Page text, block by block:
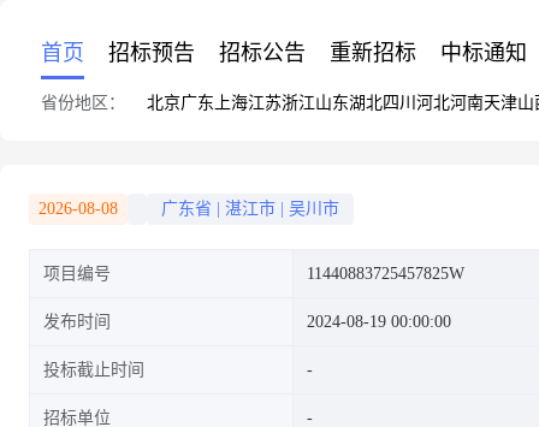
计概算审批前公示
首页 招标预告 招标公告 重新招标 中标通知
省份地区： 北京广东 上海江苏浙江山东湖北四川 河北河南天津山
2026-08-08 广东省 湛江市 吴川市
项目编号 11440883725457825W
发布时间 2024-08-19 00:00:00
投标截止时间
招标单位